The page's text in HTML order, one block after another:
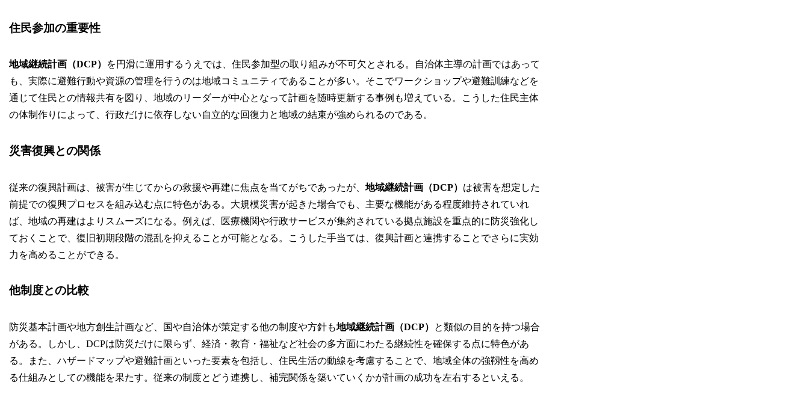
住民参加の重要性
地域継続計画（DCP）
を円滑に運用するうえでは、住民参加型の取り組みが不可欠とされる。自治体主導の計画ではあって
も、実際に避難行動や資源の管理を行うのは地域コミュニティであることが多い。そこでワークショップや避難訓練などを
通じて住民との情報共有を図り、地域のリーダーが中心となって計画を随時更新する事例も増えている。こうした住民主体
の体制作りによって、行政だけに依存しない自立的な回復力と地域の結束が強められるのである。
災害復興との関係
従来の復興計画は、被害が生じてからの救援や再建に焦点を当てがちであったが、 地域継続計画（DCP） は被害を想定した
前提での復興プロセスを組み込む点に特色がある。大規模災害が起きた場合でも、主要な機能がある程度維持されていれ
ば、地域の再建はよりスムーズになる。例えば、医療機関や行政サービスが集約されている拠点施設を重点的に防災強化し
ておくことで、復旧初期段階の混乱を抑えることが可能となる。こうした手当ては、復興計画と連携することでさらに実効
力を高めることができる。
他制度との比較
防災基本計画や地方創生計画など、国や自治体が策定する他の制度や方針も地域継続計画（DCP）
と類似の目的を持つ場合
がある。しかし、DCPは防災だけに限らず、経済・教育・福祉など社会の多方面にわたる継続性を確保する点に特色があ
る。また、ハザードマップや避難計画といった要素を包括し、住民生活の動線を考慮することで、地域全体の強靱性を高め
る仕組みとしての機能を果たす。従来の制度とどう連携し、補完関係を築いていくかが計画の成功を左右するといえる。